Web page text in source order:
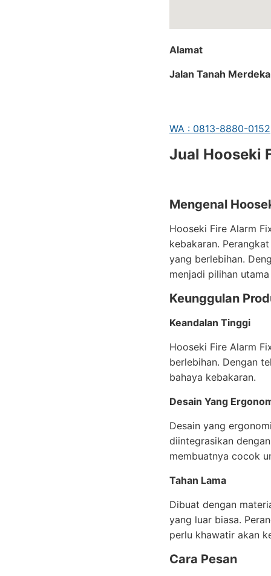
Alamat
Jalan Tanah
WA : 0813-8880-0152
Jual Hooseki
Mengenal
Hooseki Fire Alarm
kebakaran.
yang berlebihan.
menjadi pilihan
Keunggulan
Keandalan Tinggi
Hooseki Fire Alarm
berlebihan. Dengan
bahaya kebakaran.
Desain Yang
Desain yang
diintegrasikan
membuatnya cocok
Tahan Lama
Dibuat dengan
yang luar biasa.
perlu khawatir akan
Cara Pesan